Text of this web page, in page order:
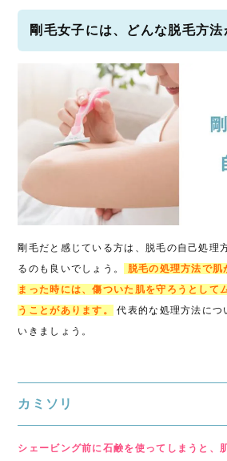
剛毛女子には、どんな脱毛方法
剛毛だと感じている方は、脱毛の自己処理
るのも良いでしょう。
脱毛の処理方法で肌
まった時には、傷ついた肌を守ろうとして
うことがあります。
代表的な処理方法につ
いきましょう。
カミソリ
シェービング前に石鹸を使ってしまうと、